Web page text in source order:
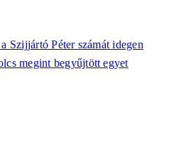
Szijjártó Péter számát idegen
megint begyűjtött egyet